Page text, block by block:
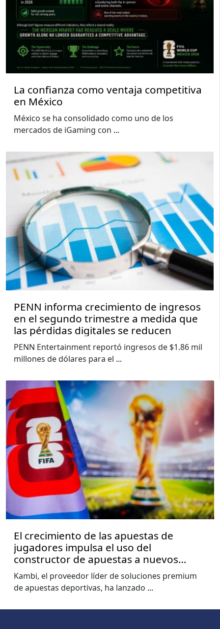
La confianza como ventaja competitiva
en México
México se ha consolidado como uno de los
mercados de iGaming con ...
PENN informa crecimiento de ingresos
en el segundo trimestre a medida que
las pérdidas digitales se reducen
PENN Entertainment reportó ingresos de $1.86 mil
millones de dólares para el ...
El crecimiento de las apuestas de
jugadores impulsa el uso del
constructor de apuestas a nuevos
niveles, muestra el informe de la Copa
del Mundo de Kambi
Kambi, el proveedor líder de soluciones premium
de apuestas deportivas, ha lanzado ...